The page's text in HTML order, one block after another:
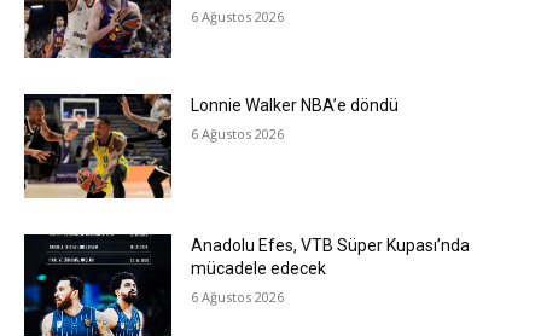
6 Ağustos 2026
Lonnie Walker NBA’e döndü
6 Ağustos 2026
Anadolu Efes, VTB Süper Kupası’nda
mücadele edecek
6 Ağustos 2026